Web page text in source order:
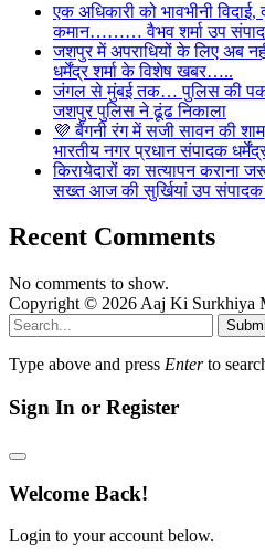
एक अधिकारी को भावभीनी
कमान……… वैभव शर्मा उप संपादक
जशपुर में अपराधियों के लिए अब
धर्मेंद्र शर्मा के विशेष खबर…..
जंगल से मुंबई तक… पुलिस की
जशपुर पुलिस ने ढूंढ निकाला
💜 बैंगनी रंग में सजी सावन की
भारतीय नगर प्रधान संपादक
किरायेदारों का सत्यापन कराना
सख्त आज की सुर्खियां उप
Recent Comments
No comments to show.
Copyright © 2026 Aaj Ki Surkhiya
Type above and press Enterto
Sign In or Register
Welcome Back!
Login to your account below.